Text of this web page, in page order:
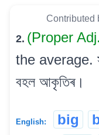
Contributed
2. (Proper
the average.
বহল আকৃতিৰ।
English: big